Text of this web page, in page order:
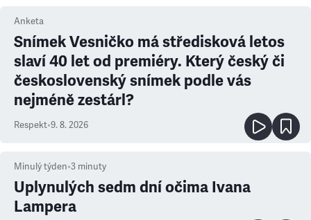
Anketa
Snímek Vesničko má středisková letos
slaví 40 let od premiéry. Který český či
československý snímek podle vás
nejméně zestárl?
Respekt•9. 8. 2026
Minulý týden•3 minuty
Uplynulých sedm dní očima Ivana
Lampera